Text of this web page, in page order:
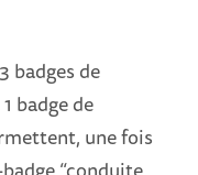
badges de
badge de
une fois